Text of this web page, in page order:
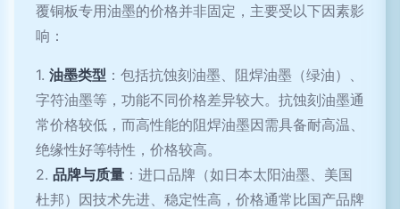
覆铜板专用油墨的价格并非固定，主要受以下因素影
响：
1. 油墨类型 ：包括抗蚀刻油墨、阻焊油墨（绿油）、
字符油墨等，功能不同价格差异较大。抗蚀刻油墨通
常价格较低，而高性能的阻焊油墨因需具备耐高温、
绝缘性好等特性，价格较高。
2. 品牌与质量 ：进口品牌（如日本太阳油墨、美国
杜邦）因技术先进、稳定性高，价格通常比国产品牌